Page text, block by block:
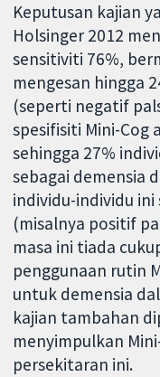
Keputusan kajian
Holsinger 2012
sensitiviti 76%,
mengesan hingga
(seperti negatif
spesifisiti Mini-Cog
sehingga 27%
sebagai demensia
individu-individu
(misalnya positif
masa ini tiada
penggunaan rutin
untuk demensia
kajian tambahan
menyimpulkan
persekitaran ini.